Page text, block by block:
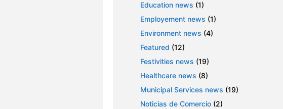
Education news (1)
Employement news (1)
Environment news (4)
Featured (12)
Festivities news (19)
Healthcare news (8)
Municipal Services news (19)
Noticias de Comercio (2)